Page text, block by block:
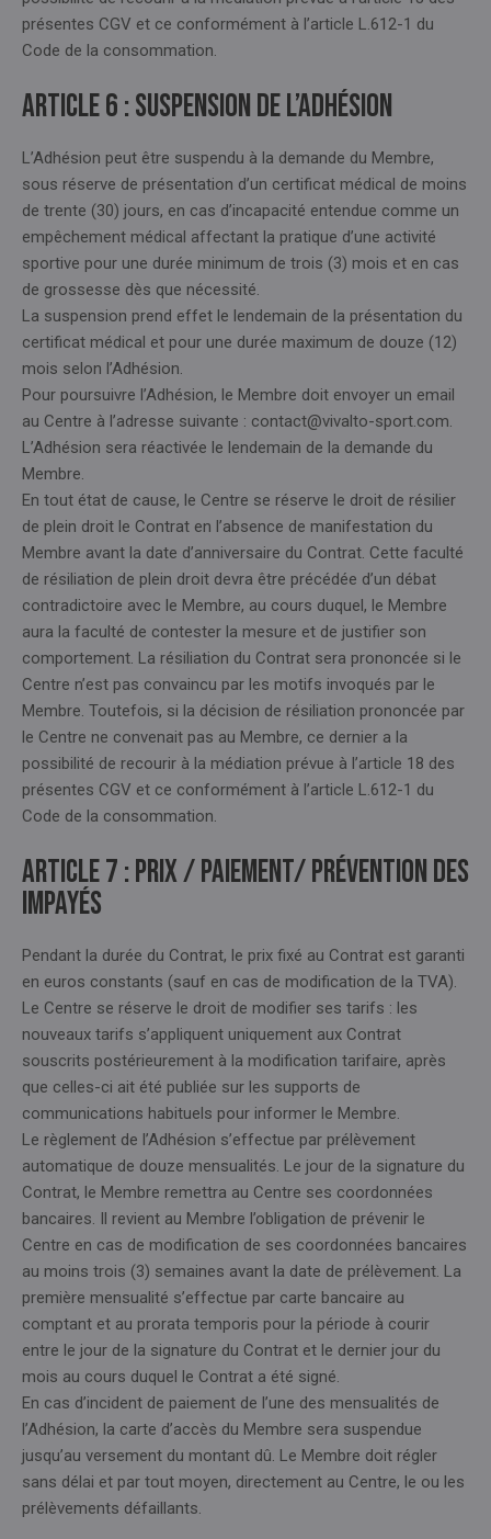
présentes CGV et ce conformément à l’article L.612-1 du
Code de la consommation.
Article 6 : SUSPENSION DE L’ADHÉSION
L’Adhésion peut être suspendu à la demande du Membre,
sous réserve de présentation d’un certificat médical de moins
de trente (30) jours, en cas d’incapacité entendue comme un
empêchement médical affectant la pratique d’une activité
sportive pour une durée minimum de trois (3) mois et en cas
de grossesse dès que nécessité.
La suspension prend effet le lendemain de la présentation du
certificat médical et pour une durée maximum de douze (12)
mois selon l’Adhésion.
Pour poursuivre l’Adhésion, le Membre doit envoyer un email
au Centre à l’adresse suivante : contact@vivalto-sport.com.
L’Adhésion sera réactivée le lendemain de la demande du
Membre.
En tout état de cause, le Centre se réserve le droit de résilier
de plein droit le Contrat en l’absence de manifestation du
Membre avant la date d’anniversaire du Contrat. Cette faculté
de résiliation de plein droit devra être précédée d’un débat
contradictoire avec le Membre, au cours duquel, le Membre
aura la faculté de contester la mesure et de justifier son
comportement. La résiliation du Contrat sera prononcée si le
Centre n’est pas convaincu par les motifs invoqués par le
Membre. Toutefois, si la décision de résiliation prononcée par
le Centre ne convenait pas au Membre, ce dernier a la
possibilité de recourir à la médiation prévue à l’article 18 des
présentes CGV et ce conformément à l’article L.612-1 du
Code de la consommation.
Article 7 : PRIX / PAIEMENT/ PRÉVENTION DES
IMPAYÉS
Pendant la durée du Contrat, le prix fixé au Contrat est garanti
en euros constants (sauf en cas de modification de la TVA).
Le Centre se réserve le droit de modifier ses tarifs : les
nouveaux tarifs s’appliquent uniquement aux Contrat
souscrits postérieurement à la modification tarifaire, après
que celles-ci ait été publiée sur les supports de
communications habituels pour informer le Membre.
Le règlement de l’Adhésion s’effectue par prélèvement
automatique de douze mensualités. Le jour de la signature du
Contrat, le Membre remettra au Centre ses coordonnées
bancaires. Il revient au Membre l’obligation de prévenir le
Centre en cas de modification de ses coordonnées bancaires
au moins trois (3) semaines avant la date de prélèvement. La
première mensualité s’effectue par carte bancaire au
comptant et au prorata temporis pour la période à courir
entre le jour de la signature du Contrat et le dernier jour du
mois au cours duquel le Contrat a été signé.
En cas d’incident de paiement de l’une des mensualités de
l’Adhésion, la carte d’accès du Membre sera suspendue
jusqu’au versement du montant dû. Le Membre doit régler
sans délai et par tout moyen, directement au Centre, le ou les
prélèvements défaillants.